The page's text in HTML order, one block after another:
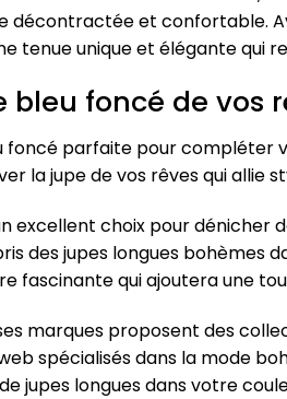
décontractée et confortable.
tenue unique et élégante qui
foncé de vos
foncé parfaite pour compléter
la jupe de vos rêves qui allie
excellent choix pour dénicher
des jupes longues bohèmes
fascinante qui ajoutera une
marques proposent des
spécialisés dans la mode
jupes longues dans votre